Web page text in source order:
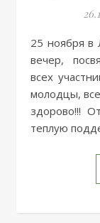
25 ноября в Лиге матерей прошел праздничный
вечер,
всех
молодцы,
здорово!!!
теплую